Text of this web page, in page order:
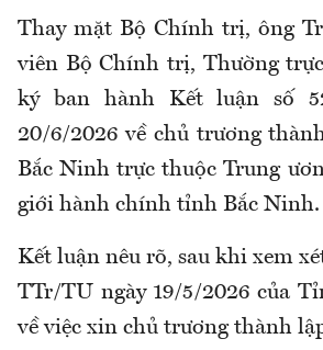
Thay mặt Bộ Chính trị, ông
viên Bộ Chính trị, Thường
ký ban hành Kết luận số
20/6/2026 về chủ trương
Bắc Ninh trực thuộc Trung
giới hành chính tỉnh Bắc Ninh.
Kết luận nêu rõ, sau khi xem
TTr/TU ngày 19/5/2026 của
về việc xin chủ trương thành